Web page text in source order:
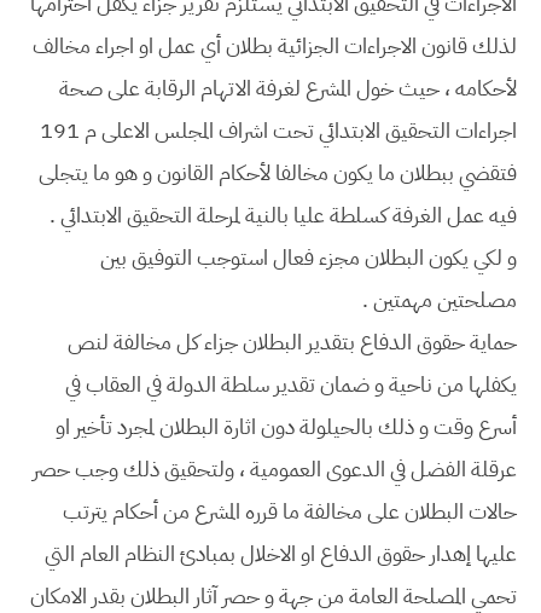
لذلك قانون الاجراءات الجزائية بطلان أي عمل او اجراء مخالف
لأحكامه ، حيث خول المشرع لغرفة الاتهام الرقابة على صحة
اجراءات التحقيق الابتدائي تحت اشراف المجلس الاعلى م 191
فتقضي ببطلان ما يكون مخالفا لأحكام القانون و هو ما يتجلى
فيه عمل الغرفة كسلطة عليا بالنية لمرحلة التحقيق الابتدائي .
و لكي يكون البطلان مجزء فعال استوجب التوفيق بين
مصلحتين مهمتين .
حماية حقوق الدفاع بتقدير البطلان جزاء كل مخالفة لنص
يكفلها من ناحية و ضمان تقدير سلطة الدولة في العقاب في
أسرع وقت و ذلك بالحيلولة دون اثارة البطلان لمجرد تأخير او
عرقلة الفضل في الدعوى العمومية ، ولتحقيق ذلك وجب حصر
حالات البطلان على مخالفة ما قرره المشرع من أحكام يترتب
عليها إهدار حقوق الدفاع او الاخلال بمبادئ النظام العام التي
تحمي المصلحة العامة من جهة و حصر آثار البطلان بقدر الامكان